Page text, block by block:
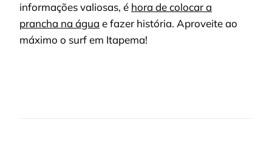
informações valiosas, é hora de colocar a
prancha na água e fazer história. Aproveite ao
máximo o surf em Itapema!